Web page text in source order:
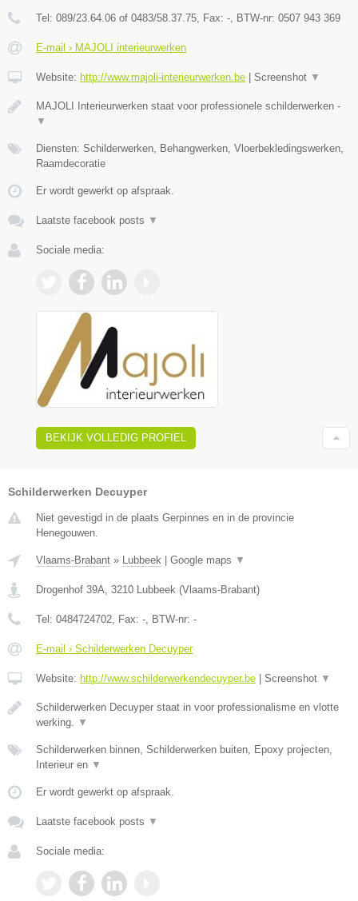
Tel: 089/23.64.06 of 0483/58.37.75 , Fax: - , BTW-nr: 0507 943 369
E-mail › MAJOLI interieurwerken
Website: http://www.majoli-interieurwerken.be Screenshot ▼
MAJOLI Interieurwerken staat voor professionele schilderwerken -
▼
Diensten: Schilderwerken, Behangwerken, Vloerbekledingswerken,
Raamdecoratie
Er wordt gewerkt op afspraak.
Laatste facebook posts ▼
Sociale media:
BEKIJK VOLLEDIG PROFIEL
Schilderwerken Decuyper
Niet gevestigd in de plaats Gerpinnes en in de provincie
Henegouwen.
Vlaams-Brabant » Lubbeek | Google maps ▼
Drogenhof 39A 3210 Lubbeek (Vlaams-Brabant)
Tel: 0484724702 , Fax: - , BTW-nr: -
E-mail › Schilderwerken Decuyper
Website: http://www.schilderwerkendecuyper.be | Screenshot ▼
Schilderwerken Decuyper staat in voor professionalisme en vlotte
werking.
▼
Schilderwerken binnen, Schilderwerken buiten, Epoxy projecten,
Interieur en ▼
Er wordt gewerkt op afspraak.
Laatste facebook posts ▼
Sociale media: